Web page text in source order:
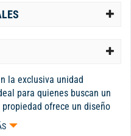
la exclusiva unidad
para quienes buscan un
ofrece un diseño
que incluyen tres